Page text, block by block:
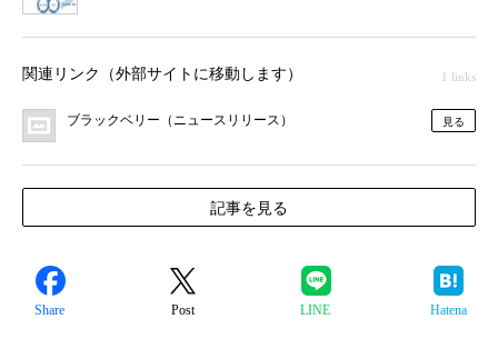
関連リンク（外部サイトに移動します） 1 links
ブラックベリー（ニュースリリース） 見る
記事を見る
Share Post LINE Hatena